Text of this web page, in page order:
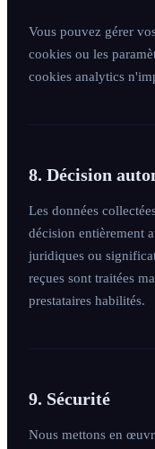
Vous pouvez gérer
cookies ou les
cookies analytics
8. Décision
Les données
décision entièrement
juridiques ou
reçues sont traitées
prestataires habilités.
9. Sécurité
Nous mettons en